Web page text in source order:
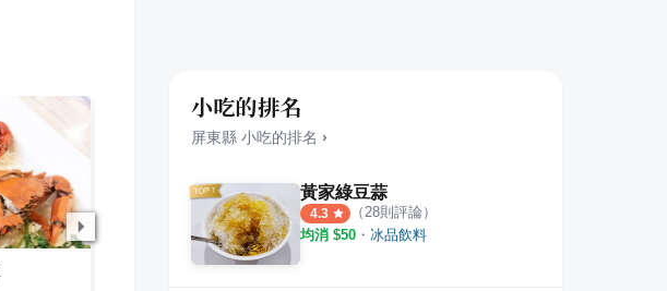
小吃的排名
屏東縣 小吃的排名 ›
黃家綠豆蒜
4.3 （28則評論）
均消 $50 ・ 冰品飲料